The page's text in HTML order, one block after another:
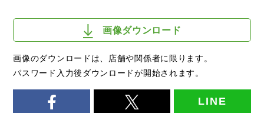
画像ダウンロード
画像のダウンロードは、店舗や関係者に限ります。
パスワード入力後ダウンロードが開始されます。
LINE